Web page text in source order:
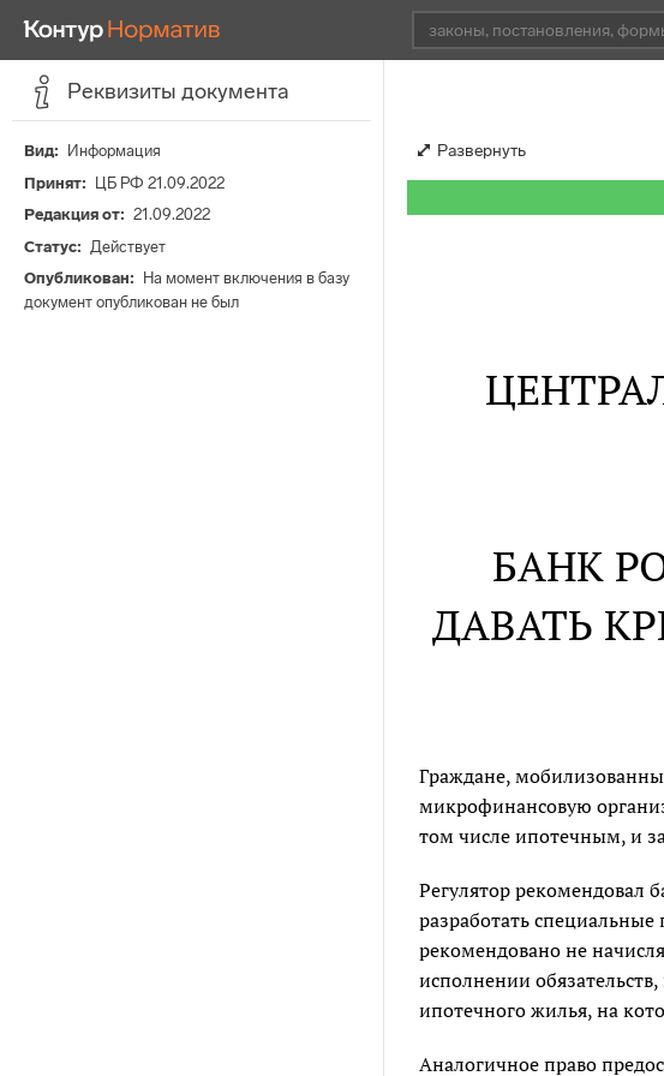
Реквизиты документа
Вид
Информация
Принят
ЦБ РФ 21.09.2022
Редакция от
21.09.2022
Статус
Действует
Опубликован
На момент включения в базу
документ опубликован не был
Развернуть
БАНК
ДАВАТЬ
Граждане,
микрофинансовую
том числе ипотечным, и
Регулятор
разработать
рекомендовано не
исполнении
ипотечного жилья, на
Аналогичное право